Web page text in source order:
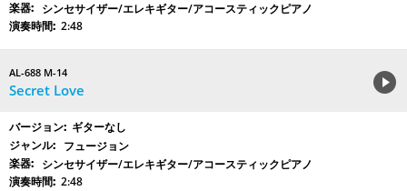
シンセサイザー/エレキギター/アコースティックピアノ
2:48
AL-688 M-14
Secret Love
ギターなし
フュージョン
シンセサイザー/エレキギター/アコースティックピアノ
2:48